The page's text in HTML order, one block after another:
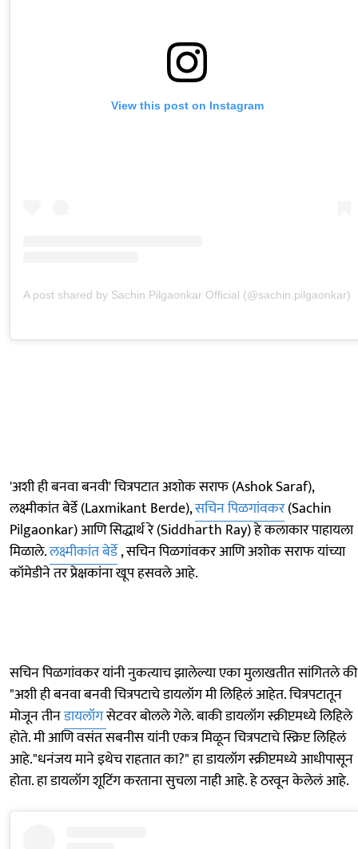
View this post on Instagram
A post shared by Sachin Pilgaonkar Official (@sachin.pilgaonkar)
'अशी ही बनवा बनवी' चित्रपटात अशोक सराफ (Ashok Saraf),
लक्ष्मीकांत बेर्डे (Laxmikant Berde),सचिन पिळगांवकर(Sachin
Pilgaonkar) आणि सिद्धार्थ रे (Siddharth Ray) हे कलाकार पाहायला
मिळाले.लक्ष्मीकांत बेर्डे, सचिन पिळगांवकर आणि अशोक सराफ यांच्या
कॉमेडीने तर प्रेक्षकांना खूप हसवले आहे.
सचिन पिळगांवकर यांनी नुकत्याच झालेल्या एका मुलाखतीत सांगितले
"अशी ही बनवा बनवी चित्रपटाचे डायलॉग मी लिहिलं आहेत. चित्रपटातून
मोजून तीनडायलॉगसेटवर बोलले गेले. बाकी डायलॉग स्क्रीप्टमध्ये लिहिले
होते. मी आणि वसंत सबनीस यांनी एकत्र मिळून चित्रपटाचे स्क्रिप्ट लिहिलं
आहे."धनंजय माने इथेच राहतात का?" हा डायलॉग स्क्रीप्टमध्ये आधीपासून
होता. हा डायलॉग शूटिंग करताना सुचला नाही आहे. हे ठरवून केलेलं आहे.